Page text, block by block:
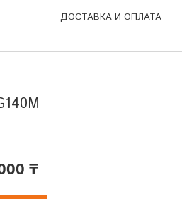
ДОСТАВКА И ОПЛАТА
₸